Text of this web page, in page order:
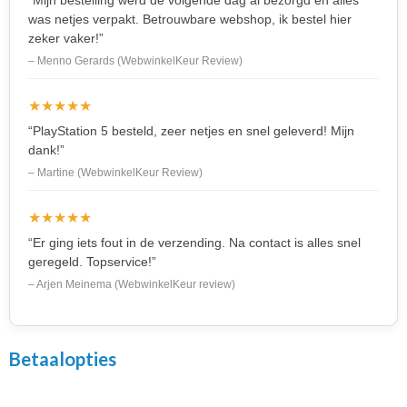
was netjes verpakt. Betrouwbare webshop, ik bestel hier
zeker vaker!”
– Menno Gerards (WebwinkelKeur Review)
★★★★★
“PlayStation 5 besteld, zeer netjes en snel geleverd! Mijn
dank!”
– Martine (WebwinkelKeur Review)
★★★★★
“Er ging iets fout in de verzending. Na contact is alles snel
geregeld. Topservice!”
– Arjen Meinema (WebwinkelKeur review)
Betaalopties